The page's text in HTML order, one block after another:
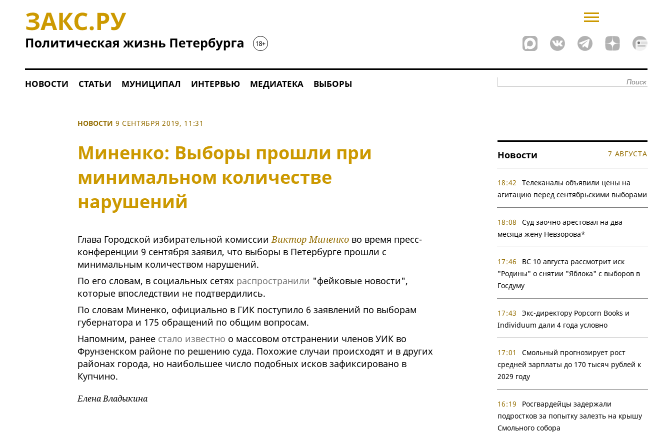
НОВОСТИ СТАТЬИ МУНИЦИПАЛ ИНТЕРВЬЮ МЕДИАТЕКА ВЫБОРЫ
НОВОСТИ 9 СЕНТЯБРЯ 2019, 11:31
Миненко: Выборы прошли при
минимальном количестве
нарушений
Глава Городской избирательной комиссииВиктор Миненково время пресс-
конференции 9 сентября заявил, что выборы в Петербурге прошли с
минимальным количеством нарушений.
По его словам, в социальных сетях распространили "фейковые новости",
которые впоследствии не подтвердились.
По словам Миненко, официально в ГИК поступило 6 заявлений по выборам
губернатора и 175 обращений по общим вопросам.
Напомним, ранее стало известно о массовом отстранении членов УИК во
Фрунзенском районе по решению суда. Похожие случаи происходят и в других
районах города, но наибольшее число подобных исков зафиксировано в
Купчино.
Елена Владыкина
Новости 7 АВГУСТА
18:42
Телеканалы объявили цены на
агитацию перед сентябрьскими выборами
18:08
Суд заочно арестовал на два
месяца жену Невзорова*
17:46
ВС 10 августа рассмотрит иск
"Родины" о снятии "Яблока" с выборов в
Госдуму
17:43
Экс-директору Popcorn Books и
Individuum дали 4 года условно
17:01
Смольный прогнозирует рост
средней зарплаты до 170 тысяч рублей к
2029 году
16:19
Росгвардейцы задержали
подростков за попытку залезть на крышу
Смольного собора